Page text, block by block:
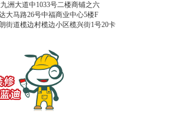
洲大道中1033号二楼商铺之六
大马路26号中福商业中心5楼F
街道榄边村榄边小区榄兴街1号20卡